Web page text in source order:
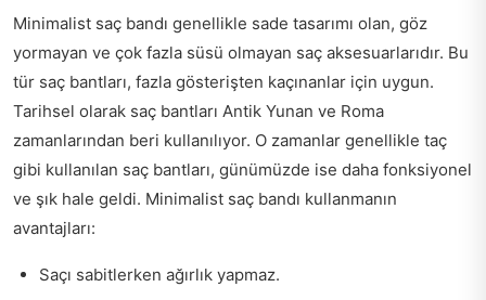
Minimalist saç bandı genellikle sade tasarımı olan, göz
yormayan ve çok fazla süsü olmayan saç aksesuarlarıdır. Bu
tür saç bantları, fazla gösterişten kaçınanlar için uygun.
Tarihsel olarak saç bantları Antik Yunan ve Roma
zamanlarından beri kullanılıyor. O zamanlar genellikle taç
gibi kullanılan saç bantları, günümüzde ise daha fonksiyonel
ve şık hale geldi. Minimalist saç bandı kullanmanın
avantajları:
Saçı sabitlerken ağırlık yapmaz.